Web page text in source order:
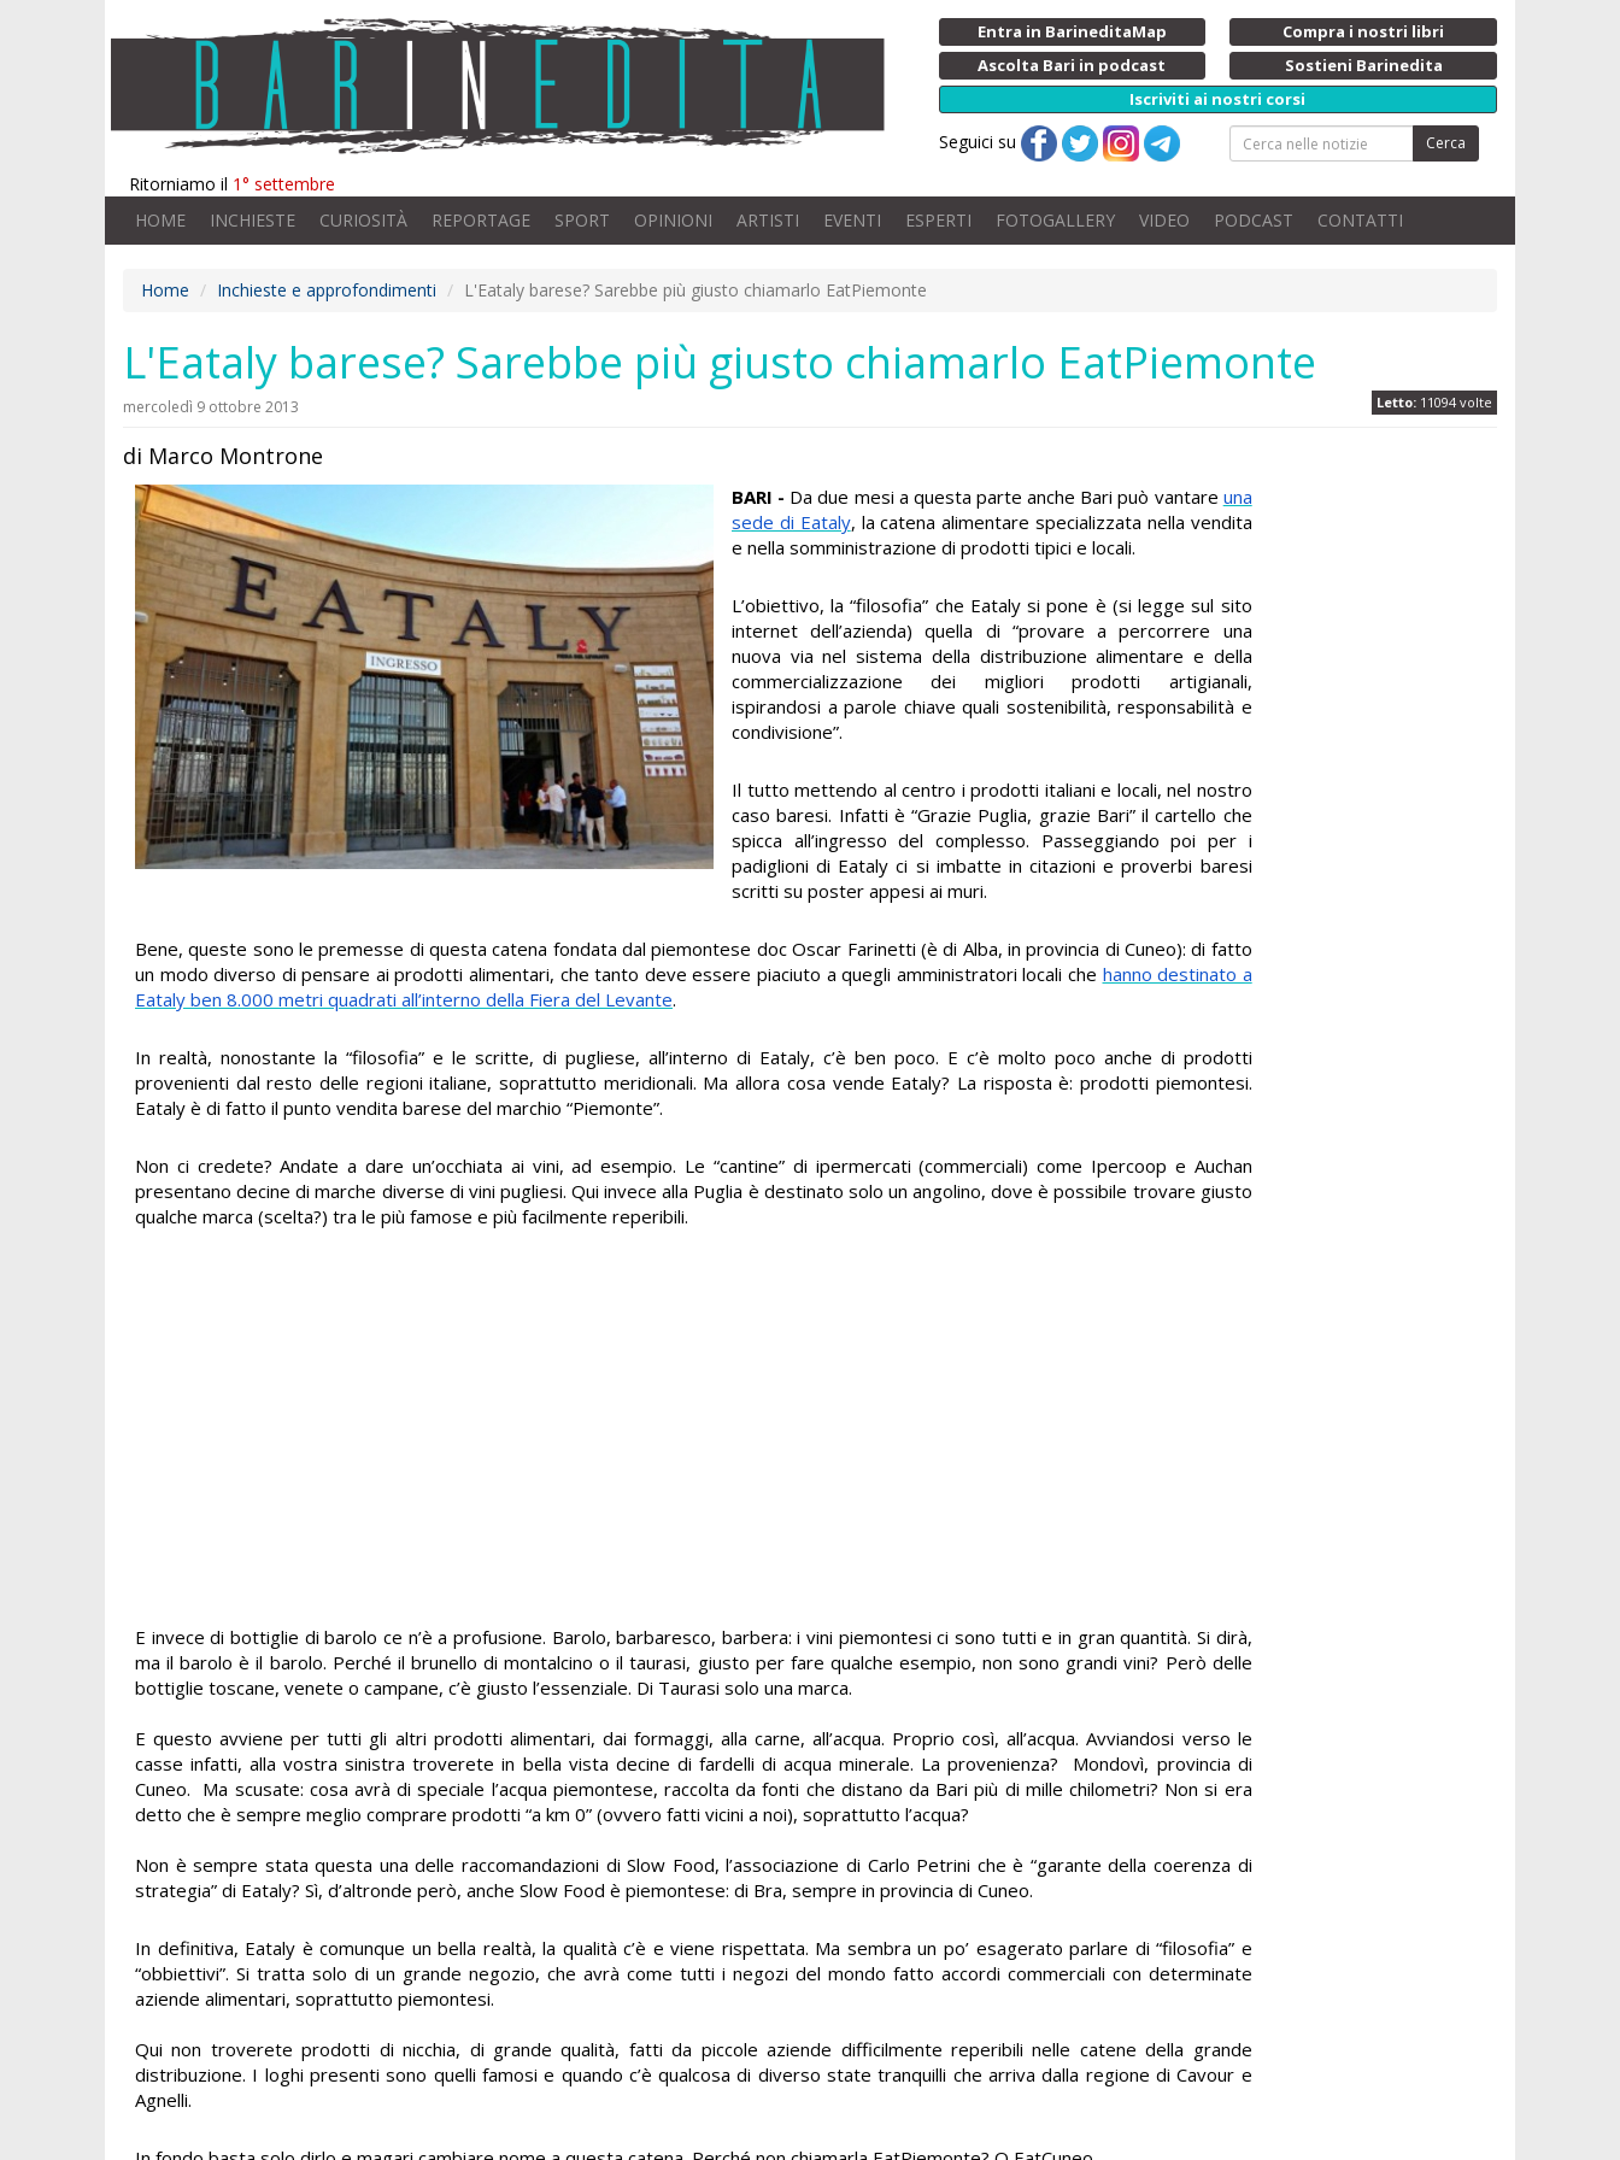
Ritorniamo il 1° settembre
Entra in BarineditaMap
Compra i nostri libri
Ascolta Bari in podcast
Sostieni Barinedita
Iscriviti ai nostri corsi
Seguici su Cerca
HOME INCHIESTE CURIOSITÀ REPORTAGE SPORT OPINIONI ARTISTI EVENTI ESPERTI FOTOGALLERY VIDEO PODCAST CONTATTI
Home Inchieste e approfondimenti L'Eataly barese? Sarebbe più giusto chiamarlo EatPiemonte
L'Eataly barese? Sarebbe più giusto chiamarlo EatPiemonte
Letto: 11094 volte
mercoledì 9 ottobre 2013
di Marco Montrone
BARI - Da due mesi a questa parte anche Bari può vantare una
sede di Eataly, la catena alimentare specializzata nella vendita
e nella somministrazione di prodotti tipici e locali.
L’obiettivo, la “filosofia” che Eataly si pone è (si legge sul sito
internet dell’azienda) quella di “provare a percorrere una
nuova via nel sistema della distribuzione alimentare e della
commercializzazione dei migliori prodotti artigianali,
ispirandosi a parole chiave quali sostenibilità, responsabilità e
condivisione”.
Il tutto mettendo al centro i prodotti italiani e locali, nel nostro
caso baresi. Infatti è “Grazie Puglia, grazie Bari” il cartello che
spicca all’ingresso del complesso. Passeggiando poi per i
padiglioni di Eataly ci si imbatte in citazioni e proverbi baresi
scritti su poster appesi ai muri.
Bene, queste sono le premesse di questa catena fondata dal piemontese doc Oscar Farinetti (è di Alba, in provincia di Cuneo): di fatto
un modo diverso di pensare ai prodotti alimentari, che tanto deve essere piaciuto a quegli amministratori locali che hanno destinato a
Eataly ben 8.000 metri quadrati all’interno della Fiera del Levante.
In realtà, nonostante la “filosofia” e le scritte, di pugliese, all’interno di Eataly, c’è ben poco. E c’è molto poco anche di prodotti
provenienti dal resto delle regioni italiane, soprattutto meridionali. Ma allora cosa vende Eataly? La risposta è: prodotti piemontesi.
Eataly è di fatto il punto vendita barese del marchio “Piemonte”.
Non ci credete? Andate a dare un’occhiata ai vini, ad esempio. Le “cantine” di ipermercati (commerciali) come Ipercoop e Auchan
presentano decine di marche diverse di vini pugliesi. Qui invece alla Puglia è destinato solo un angolino, dove è possibile trovare giusto
qualche marca (scelta?) tra le più famose e più facilmente reperibili.
E invece di bottiglie di barolo ce n’è a profusione. Barolo, barbaresco, barbera: i vini piemontesi ci sono tutti e in gran quantità. Si dirà,
ma il barolo è il barolo. Perché il brunello di montalcino o il taurasi, giusto per fare qualche esempio, non sono grandi vini? Però delle
bottiglie toscane, venete o campane, c’è giusto l’essenziale. Di Taurasi solo una marca.
E questo avviene per tutti gli altri prodotti alimentari, dai formaggi, alla carne, all’acqua. Proprio così, all’acqua. Avviandosi verso le
casse infatti, alla vostra sinistra troverete in bella vista decine di fardelli di acqua minerale. La provenienza? Mondovì, provincia di
Cuneo. Ma scusate: cosa avrà di speciale l’acqua piemontese, raccolta da fonti che distano da Bari più di mille chilometri? Non si era
detto che è sempre meglio comprare prodotti “a km 0” (ovvero fatti vicini a noi), soprattutto l’acqua?
Non è sempre stata questa una delle raccomandazioni di Slow Food, l’associazione di Carlo Petrini che è “garante della coerenza di
strategia” di Eataly? Sì, d’altronde però, anche Slow Food è piemontese: di Bra, sempre in provincia di Cuneo.
In definitiva, Eataly è comunque un bella realtà, la qualità c’è e viene rispettata. Ma sembra un po’ esagerato parlare di “filosofia” e
“obbiettivi”. Si tratta solo di un grande negozio, che avrà come tutti i negozi del mondo fatto accordi commerciali con determinate
aziende alimentari, soprattutto piemontesi.
Qui non troverete prodotti di nicchia, di grande qualità, fatti da piccole aziende difficilmente reperibili nelle catene della grande
distribuzione. I loghi presenti sono quelli famosi e quando c’è qualcosa di diverso state tranquilli che arriva dalla regione di Cavour e
Agnelli.